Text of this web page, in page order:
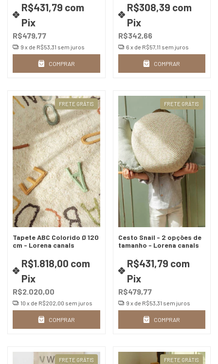
R$479,77
R$431,79 com
Pix
9 x de R$53,31 sem juros
COMPRAR
R$342,66
R$308,39 com
Pix
6 x de R$57,11 sem juros
COMPRAR
FRETE GRÁTIS
Tapete ABC Colorido Ø 120
cm - Lorena canals
R$2.020,00
R$1.818,00 com
Pix
10 x de R$202,00 sem juros
COMPRAR
FRETE GRÁTIS
Cesto Snail - 2 opções de
tamanho - Lorena canals
R$479,77
R$431,79 com
Pix
9 x de R$53,31 sem juros
COMPRAR
FRETE GRÁTIS FRETE GRÁTIS